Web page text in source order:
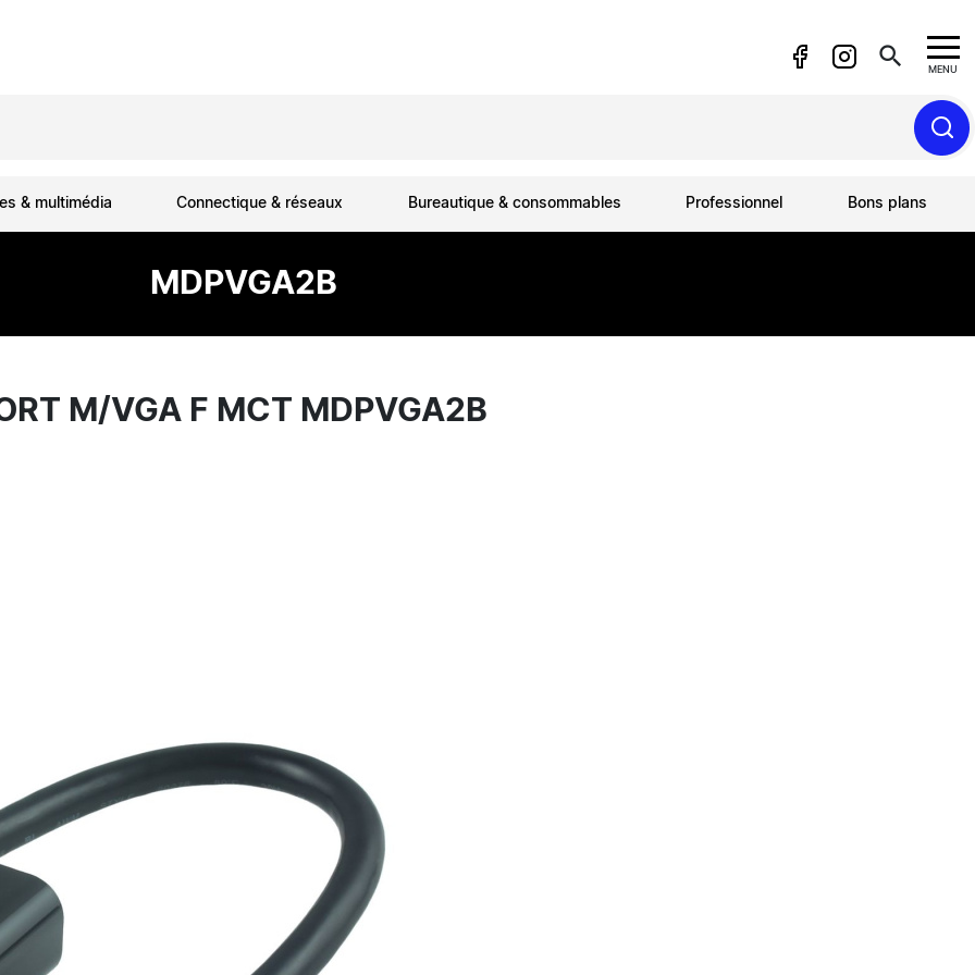
search MENU
& multimédia Connectique & réseaux Bureautique & consommables Professionnel Bons plans
MDPVGA2B
M/VGA F MCT MDPVGA2B